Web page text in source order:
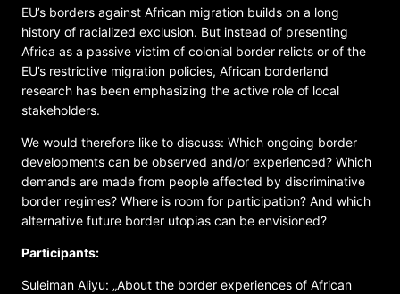
EU’s borders against African migration builds on a long
history of racialized exclusion. But instead of presenting
Africa as a passive victim of colonial border relicts or of the
EU’s restrictive migration policies, African borderland
research has been emphasizing the active role of local
stakeholders.
We would therefore like to discuss: Which ongoing border
developments can be observed and/or experienced? Which
demands are made from people affected by discriminative
border regimes? Where is room for participation? And which
alternative future border utopias can be envisioned?
Participants:
Suleiman Aliyu: „About the border experiences of African